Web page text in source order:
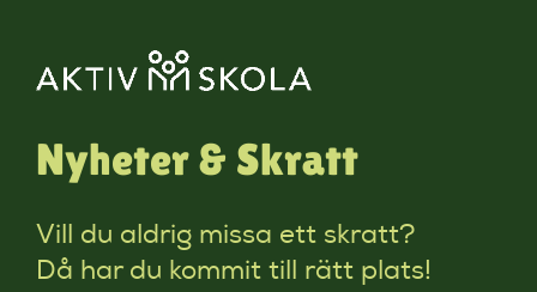
Nyheter & Skratt
Vill du aldrig missa ett skratt?
Då har du kommit till rätt plats!